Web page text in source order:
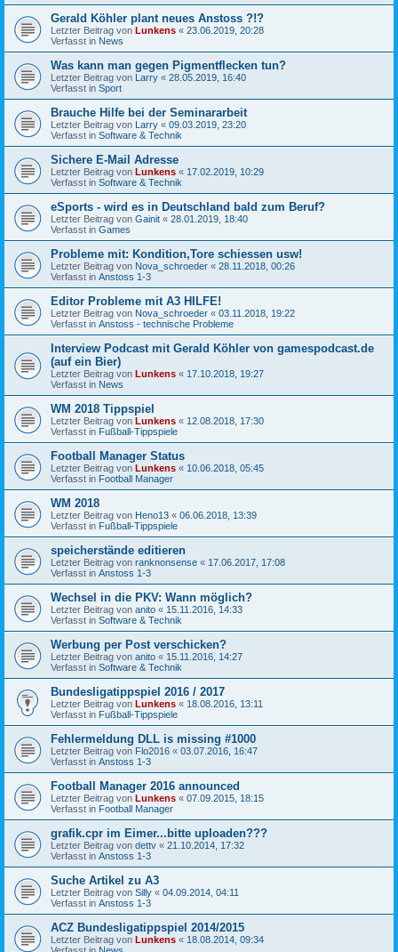
Gerald Köhler plant neues Anstoss ?!?
Letzter Beitrag von Lunkens « 23.06.2019, 20:28
Verfasst in News
Was kann man gegen Pigmentflecken tun?
Letzter Beitrag von Larry « 28.05.2019, 16:40
Verfasst in Sport
Brauche Hilfe bei der Seminararbeit
Letzter Beitrag von Larry « 09.03.2019, 23:20
Verfasst in Software & Technik
Sichere E-Mail Adresse
Letzter Beitrag von Lunkens « 17.02.2019, 10:29
Verfasst in Software & Technik
eSports - wird es in Deutschland bald zum Beruf?
Letzter Beitrag von Gainit « 28.01.2019, 18:40
Verfasst in Games
Probleme mit: Kondition,Tore schiessen usw!
Letzter Beitrag von Nova_schroeder « 28.11.2018, 00:26
Verfasst in Anstoss 1-3
Editor Probleme mit A3 HILFE!
Letzter Beitrag von Nova_schroeder « 03.11.2018, 19:22
Verfasst in Anstoss - technische Probleme
Interview Podcast mit Gerald Köhler von gamespodcast.de
(auf ein Bier)
Letzter Beitrag von Lunkens « 17.10.2018, 19:27
Verfasst in News
WM 2018 Tippspiel
Letzter Beitrag von Lunkens « 12.08.2018, 17:30
Verfasst in Fußball-Tippspiele
Football Manager Status
Letzter Beitrag von Lunkens « 10.06.2018, 05:45
Verfasst in Football Manager
WM 2018
Letzter Beitrag von Heno13 « 06.06.2018, 13:39
Verfasst in Fußball-Tippspiele
speicherstände editieren
Letzter Beitrag von ranknonsense « 17.06.2017, 17:08
Verfasst in Anstoss 1-3
Wechsel in die PKV: Wann möglich?
Letzter Beitrag von anito « 15.11.2016, 14:33
Verfasst in Software & Technik
Werbung per Post verschicken?
Letzter Beitrag von anito « 15.11.2016, 14:27
Verfasst in Software & Technik
Bundesligatippspiel 2016 / 2017
Letzter Beitrag von Lunkens « 18.08.2016, 13:11
Verfasst in Fußball-Tippspiele
Fehlermeldung DLL is missing #1000
Letzter Beitrag von Flo2016 « 03.07.2016, 16:47
Verfasst in Anstoss 1-3
Football Manager 2016 announced
Letzter Beitrag von Lunkens « 07.09.2015, 18:15
Verfasst in Football Manager
grafik.cpr im Eimer...bitte uploaden???
Letzter Beitrag von dettv « 21.10.2014, 17:32
Verfasst in Anstoss 1-3
Suche Artikel zu A3
Letzter Beitrag von Silly « 04.09.2014, 04:11
Verfasst in Anstoss 1-3
ACZ Bundesligatippspiel 2014/2015
Letzter Beitrag von Lunkens « 18.08.2014, 09:34
Verfasst in News